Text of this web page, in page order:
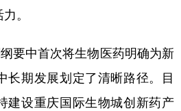
。
要中首次将生物医药明确为新
长期发展划定了清晰路径。目
建设重庆国际生物城创新药产